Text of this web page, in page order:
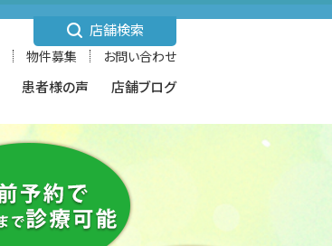
物件募集 お問い合わせ
患者様の声 店舗ブログ
店舗検索